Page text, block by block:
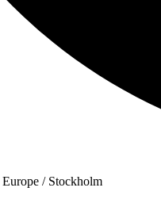
Europe / Stockholm